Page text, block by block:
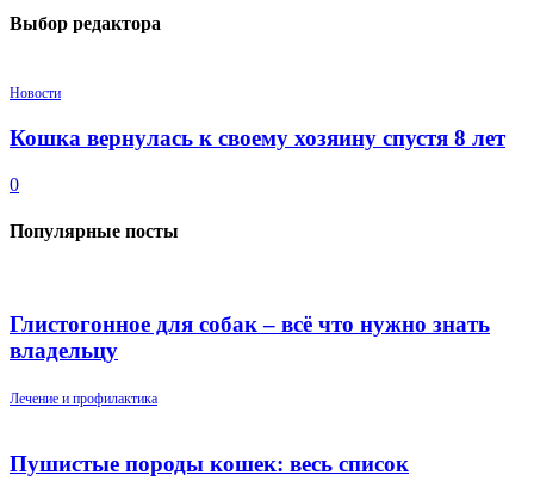
Выбор редактора
Новости
Кошка вернулась к своему хозяину спустя 8 лет
0
Популярные посты
Глистогонное для собак – всё что нужно знать
владельцу
Лечение и профилактика
Пушистые породы кошек: весь список